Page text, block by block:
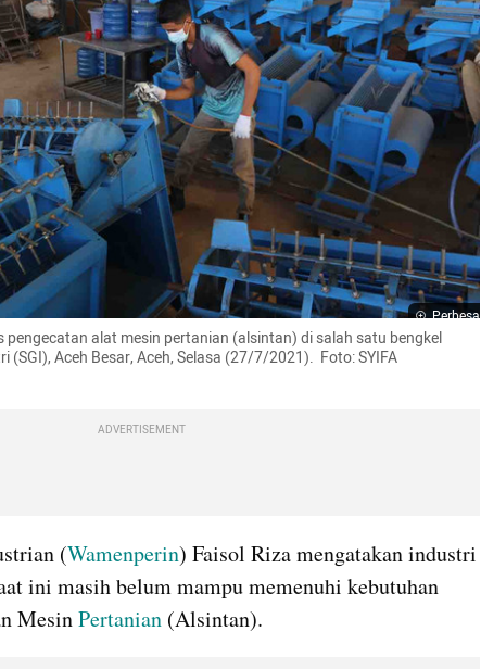
Perbesar
pengecatan alat mesin pertanian (alsintan) di salah satu bengkel
(SGI), Aceh Besar, Aceh, Selasa (27/7/2021).  Foto: SYIFA
ADVERTISEMENT
(Wamenperin) Faisol Riza mengatakan industri
ini masih belum mampu memenuhi kebutuhan
Mesin Pertanian (Alsintan).